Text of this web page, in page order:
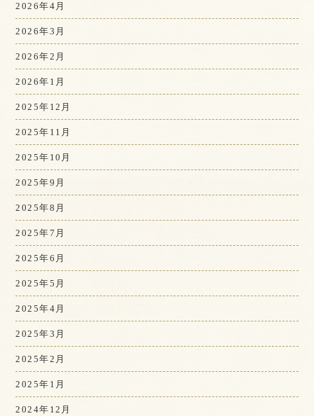
2026年4月
2026年3月
2026年2月
2026年1月
2025年12月
2025年11月
2025年10月
2025年9月
2025年8月
2025年7月
2025年6月
2025年5月
2025年4月
2025年3月
2025年2月
2025年1月
2024年12月